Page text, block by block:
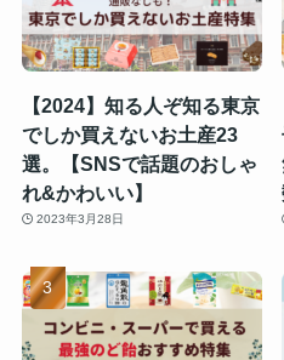
【2024】知る人ぞ知る東京
でしか買えないお土産23
選。【SNSで話題のおしゃ
れ&かわいい】
2023年3月28日